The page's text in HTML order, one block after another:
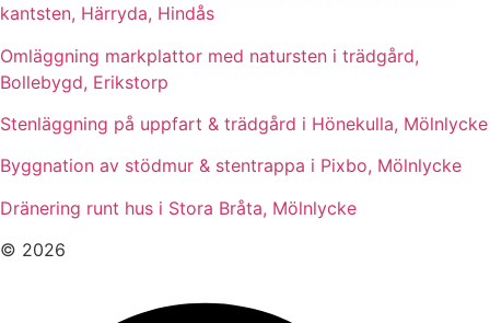
kantsten, Härryda, Hindås
Omläggning markplattor med natursten i trädgård,
Bollebygd, Erikstorp
Stenläggning på uppfart & trädgård i Hönekulla, Mölnlycke
Byggnation av stödmur & stentrappa i Pixbo, Mölnlycke
Dränering runt hus i Stora Bråta, Mölnlycke
© 2026